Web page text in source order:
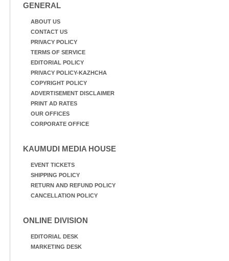
GENERAL
ABOUT US
CONTACT US
PRIVACY POLICY
TERMS OF SERVICE
EDITORIAL POLICY
PRIVACY POLICY-KAZHCHA
COPYRIGHT POLICY
ADVERTISEMENT DISCLAIMER
PRINT AD RATES
OUR OFFICES
CORPORATE OFFICE
KAUMUDI MEDIA HOUSE
EVENT TICKETS
SHIPPING POLICY
RETURN AND REFUND POLICY
CANCELLATION POLICY
ONLINE DIVISION
EDITORIAL DESK
MARKETING DESK